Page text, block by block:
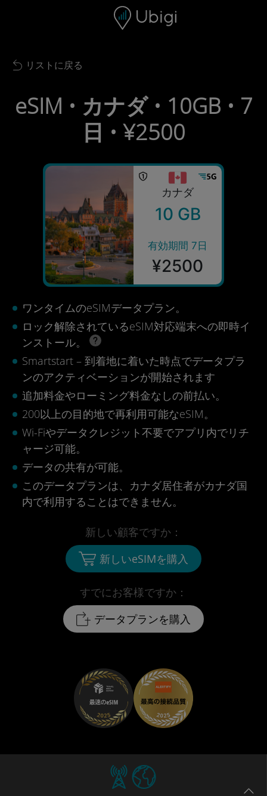
ナビゲーションバー フッター
Back to list
リストに戻る
eSIM • カナダ • 10GB • 7
日 • ¥2500
カナダ
10 GB
有効期間 7日
¥2500
ワンタイムのeSIMデータプラン。
ロック解除されているeSIM対応端末への即時イ
ンストール。
Smartstart – 到着地に着いた時点でデータプラ
ンのアクティベーションが開始されます
追加料金やローミング料金なしの前払い。
200以上の目的地で再利用可能なeSIM。
Wi-Fiやデータクレジット不要でアプリ内でリチ
ャージ可能。
データの共有が可能。
このデータプランは、カナダ居住者がカナダ国
内で利用することはできません。
すでにお客様ですか：
データプランを購入
新しい顧客ですか：
新しいeSIMを購入